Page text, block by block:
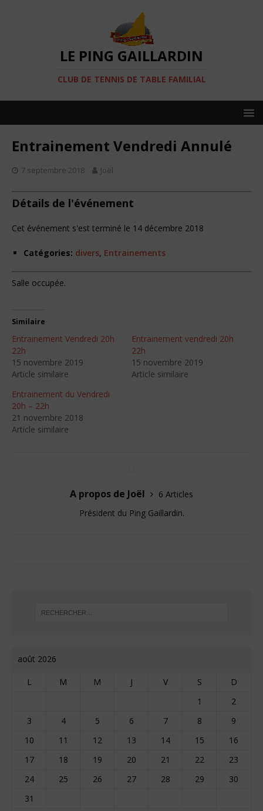
LE PING GAILLARDIN
CLUB DE TENNIS DE TABLE FAMILIAL
Entrainement Vendredi Annulé
7 septembre 2018 Joël
Détails de l'événement
Cet événement s'est terminé le 14 décembre 2018
Catégories: divers, Entrainements
Salle occupée.
Similaire
Entrainement Vendredi 20h
22h
15 novembre 2019
Article similaire
Entrainement vendredi 20h
22h
15 novembre 2019
Article similaire
Entrainement du Vendredi
20h – 22h
21 novembre 2018
Article similaire
A propos de Joël
6 Articles
Président du Ping Gaillardin.
août 2026
L M M J V S
D
1
2
3
4 5 6 7 8
9
10
11 12 13 14 15
16
17
18 19 20 21 22
23
24
25 26 27 28 29
30
31